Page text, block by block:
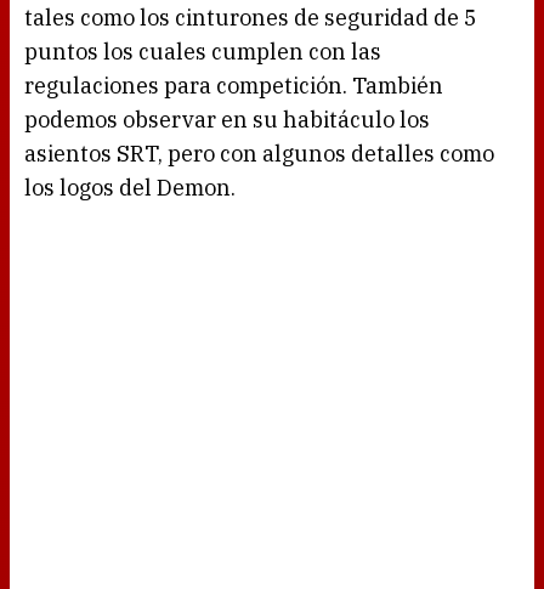
tales como los cinturones de seguridad de 5
puntos los cuales cumplen con las
regulaciones para competición. También
podemos observar en su habitáculo los
asientos SRT, pero con algunos detalles como
los logos del Demon.